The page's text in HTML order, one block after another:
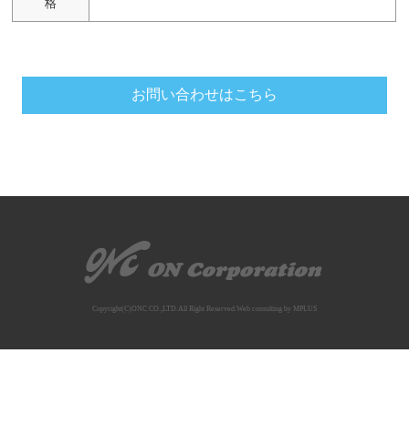
格
お問い合わせはこちら
Copyright(C)ONC CO.,LTD.All Right Reserved.Web consulting by MPLUS